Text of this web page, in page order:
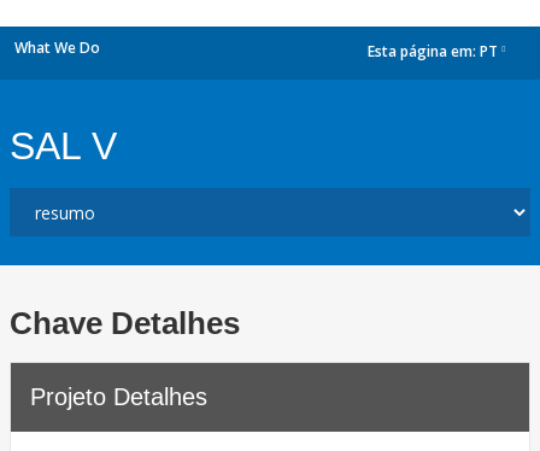
What We Do Esta página em: PT
SAL V
Chave Detalhes
Projeto Detalhes